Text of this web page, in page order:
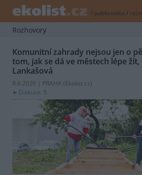
/ publicistika /
Rozhovory
Komunitní zahrady nejsou jen o
tom, jak se dá ve městech lépe
Lankašová
8.6.2026 | PRAHA (Ekolist.cz)
Diskuse: 5